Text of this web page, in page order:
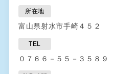
所在地
富山県射水市手崎４５２
TEL
０７６６－５５－３５８９